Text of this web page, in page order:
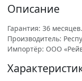
Описание
Гарантия: 36 месяцев.
Производитель:
Импортёр: ООО